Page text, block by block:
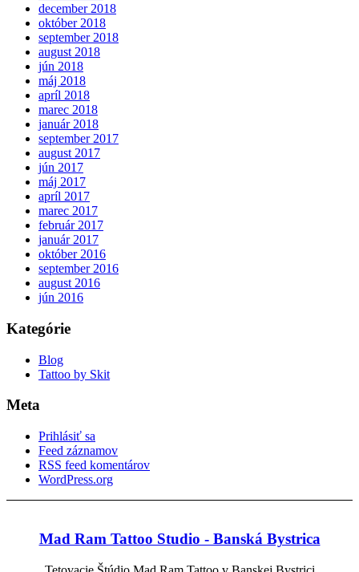
december 2018
október 2018
september 2018
august 2018
jún 2018
máj 2018
apríl 2018
marec 2018
január 2018
september 2017
august 2017
jún 2017
máj 2017
apríl 2017
marec 2017
február 2017
január 2017
október 2016
september 2016
august 2016
jún 2016
Kategórie
Blog
Tattoo by Skit
Meta
Prihlásiť sa
Feed záznamov
RSS feed komentárov
WordPress.org
Mad Ram Tattoo Studio - Banská Bystrica